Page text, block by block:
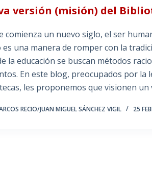
versión (misión) del
comienza un nuevo siglo, el ser
es una manera de romper con la
la educación se buscan métodos
En este blog, preocupados por
les proponemos que visionen
RECIO/JUAN MIGUEL SÁNCHEZ VIGIL 25